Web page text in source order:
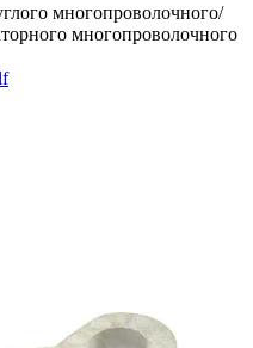
многопроволочного/
многопроволочного